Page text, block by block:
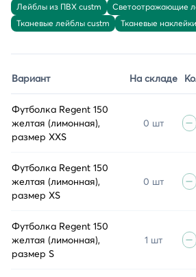
Лейблы из ПВХ custm
Светоотражающие
Тканевые лейблы custm
Тканевые
Вариант На складе
Футболка Regent 150
желтая (лимонная),
размер XXS
0 шт
Футболка Regent 150
желтая (лимонная),
размер XS
0 шт
Футболка Regent 150
желтая (лимонная),
размер S
1 шт